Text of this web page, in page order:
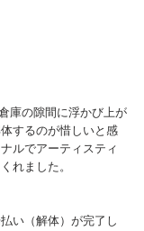
庫の隙間に浮かび上が
するのが惜しいと感
ルでアーティスティ
れました。
い（解体）が完了し